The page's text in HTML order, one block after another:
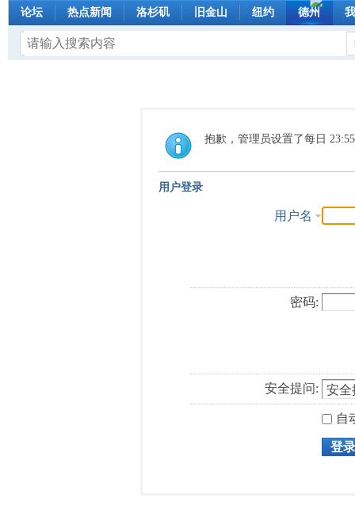
论坛 热点新闻 洛杉矶 旧金山 纽约 德州
抱歉，管理员设置了每日
用户登录
用户名
密码:
安全提问:
自
登录